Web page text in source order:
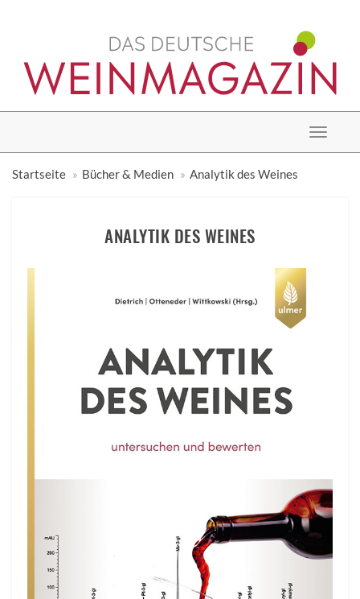
Toggle
Startseite
Bücher & Medien Analytik des Weines
ANALYTIK DES WEINES